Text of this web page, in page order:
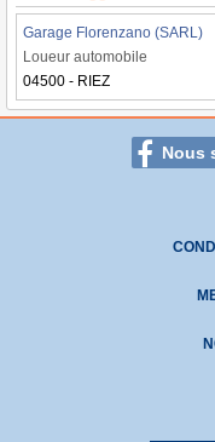
Garage Florenzano (SARL)
Loueur automobile
04500 - RIEZ
Nous